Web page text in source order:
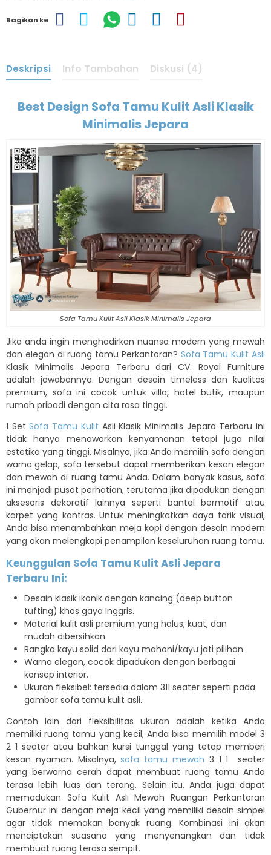
Bagikan ke
Deskripsi Info Tambahan Diskusi (4)
Best Design Sofa Tamu Kulit Asli Klasik
Minimalis Jepara
Sofa Tamu Kulit Asli Klasik Minimalis Jepara
Jika anda ingin menghadirkan nuansa modern yang mewah
dan elegan di ruang tamu Perkantoran? Sofa Tamu Kulit Asli
Klasik Minimalis Jepara Terbaru dari CV. Royal Furniture
adalah jawabannya. Dengan desain timeless dan kualitas
premium, sofa ini cocok untuk villa, hotel butik, maupun
rumah pribadi dengan cita rasa tinggi.
1 SetSofa Tamu Kulit Asli Klasik Minimalis Jepara Terbaru ini
tidak hanya menawarkan kenyamanan tetapi juga nilai
estetika yang tinggi. Misalnya, jika Anda memilih sofa dengan
warna gelap, sofa tersebut dapat memberikan kesan elegan
dan mewah di ruang tamu Anda. Dalam banyak kasus, sofa
ini menjadi pusat perhatian, terutama jika dipadukan dengan
aksesoris dekoratif lainnya seperti bantal bermotif atau
karpet yang kontras. Untuk meningkatkan daya tarik visual,
Anda bisa menambahkan meja kopi dengan desain modern
yang akan melengkapi penampilan keseluruhan ruang tamu.
Keunggulan Sofa Tamu Kulit Asli Jepara
Terbaru Ini:
Desain klasik ikonik dengan kancing (deep button
tufting) khas gaya Inggris.
Material kulit asli premium yang halus, kuat, dan
mudah dibersihkan.
Rangka kayu solid dari kayu mahoni/kayu jati pilihan.
Warna elegan, cocok dipadukan dengan berbagai
konsep interior.
Ukuran fleksibel: tersedia dalam 311 seater seperti pada
gambar sofa tamu kulit asli.
Contoh lain dari fleksibilitas ukuran adalah ketika Anda
memiliki ruang tamu yang kecil, Anda bisa memilih model 3
2 1 seater atau bahkan kursi tunggal yang tetap memberi
kesan nyaman. Misalnya,sofa tamu mewah 3 1 1 seater
yang berwarna cerah dapat membuat ruang tamu Anda
terasa lebih luas dan terang. Selain itu, Anda juga dapat
memadukan Sofa Kulit Asli Mewah Ruangan Perkantoran
Gubernur ini dengan meja kecil yang memiliki desain simpel
agar tidak memakan banyak ruang. Kombinasi ini akan
menciptakan suasana yang menyenangkan dan tidak
membuat ruang terasa sempit.